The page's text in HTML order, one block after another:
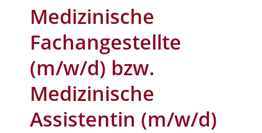
Medizinische
Fachangestellte
(m/w/d) bzw.
Medizinische
Assistentin (m/w/d)